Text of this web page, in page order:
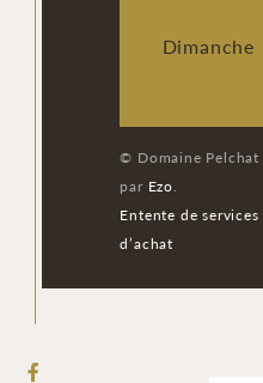
Dimanche
© Domaine
par Ezo.
Entente de services
d’achat